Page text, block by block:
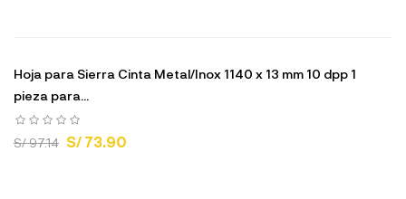
Hoja para Sierra Cinta Metal/Inox 1140 x 13 mm 10 dpp 1
pieza para...
S/ 97.14 S/ 73.90